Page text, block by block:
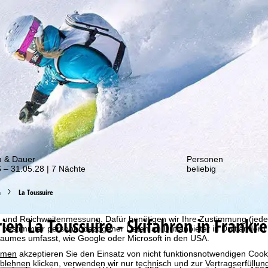
erheben wir mit Hilfe von Cookies Nutzungsinformationen, die wir,
teilen. Auf Basis Ihrer Aktivitäten werden dabei Nutzungsprofile
und Reichweitenmessung. Dafür benötigen wir Ihre Zustimmung
personenbezogener Daten an Drittanbieter in
umfasst, wie Google oder Microsoft in den USA.
akzeptieren Sie den Einsatz von nicht funktionsnotwendigen
klicken, verwenden wir nur technisch und zur
unseren Rabatt-Aktionen!
& Dauer
– 31.05.28 | 7 Nächte
Personen
beliebig
La Toussuire
La Toussuire - Skifahren in